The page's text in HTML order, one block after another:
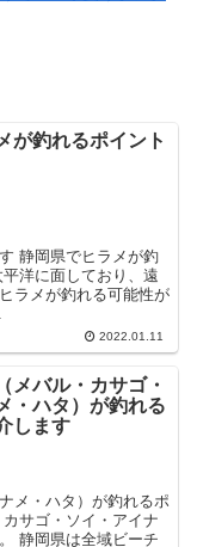
が釣れるポイント
静岡県でヒラメが釣
洋に面しており、遠
ラメが釣れる可能性が
2022.01.11
メバル・カサゴ・
・ハタ）が釣れる
します
メ・ハタ）が釣れるポ
サゴ・ソイ・アイナ
静岡県は全域ビーチ